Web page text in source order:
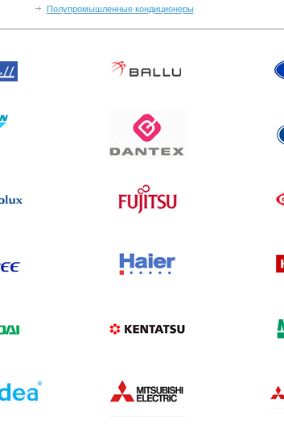
Полупромышленные кондиционеры